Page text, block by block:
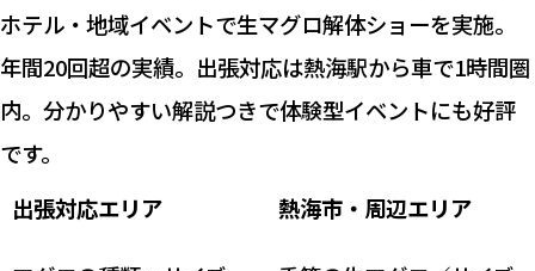
ホテル・地域イベントで生マグロ解体ショーを実施。
年間20回超の実績。出張対応は熱海駅から車で1時間圏
内。分かりやすい解説つきで体験型イベントにも好評
です。
出張対応エリア
熱海市・周辺エリア